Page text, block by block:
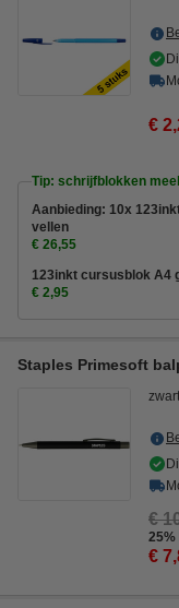
€
Tip: schrijfblokken
Aanbieding: 10x
vellen
€ 26,55
123inkt cursusblok A4
€ 2,95
Staples Primesoft
zwart
€
€